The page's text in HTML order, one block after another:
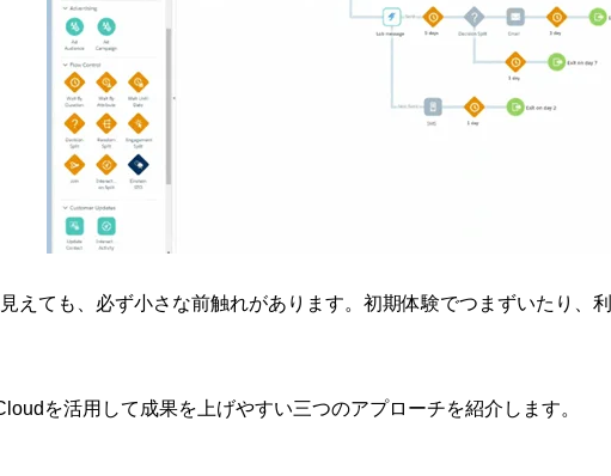
えても、必ず小さな前触れがあります。初期体験でつまずいたり、
を活用して成果を上げやすい三つのアプローチを紹介します。